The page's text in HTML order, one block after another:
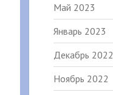
Май 2023
Январь 2023
Декабрь 2022
Ноябрь 2022